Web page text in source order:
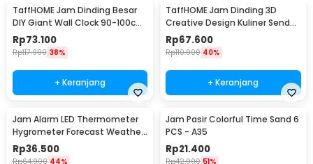
TaffHOME Jam Dinding Besar
DIY Giant Wall Clock 90-100cm
- DIY-104
Rp73.100
Rp117.900 38%
+ Keranjang
TaffHOME Jam Dinding 3D
Creative Design Kuliner Sendok
Garpu 30.5cm - T6806
Rp67.600
Rp110.900 40%
+ Keranjang
Jam Alarm LED Thermometer
Hygrometer Forecast Weather
Station - 2159T
Rp36.500
Rp64.900 44%
Jam Pasir Colorful Time Sand 6
PCS - A35
Rp21.400
Rp42.900 51%